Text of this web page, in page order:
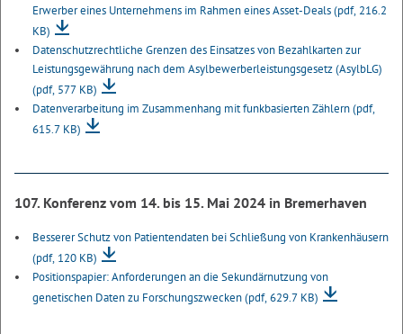
Erwerber eines Unternehmens im Rahmen eines Asset-Deals(pdf, 216.2
KB)
Datenschutzrechtliche Grenzen des Einsatzes von Bezahlkarten zur
Leistungsgewährung nach dem Asylbewerberleistungsgesetz (AsylbLG)
(pdf, 577 KB)
Datenverarbeitung im Zusammenhang mit funkbasierten Zählern(pdf,
615.7 KB)
107. Konferenz vom 14. bis 15. Mai 2024 in Bremerhaven
Besserer Schutz von Patientendaten bei Schließung von Krankenhäusern
(pdf, 120 KB)
Positionspapier: Anforderungen an die Sekundärnutzung von
genetischen Daten zu Forschungszwecken(pdf, 629.7 KB)